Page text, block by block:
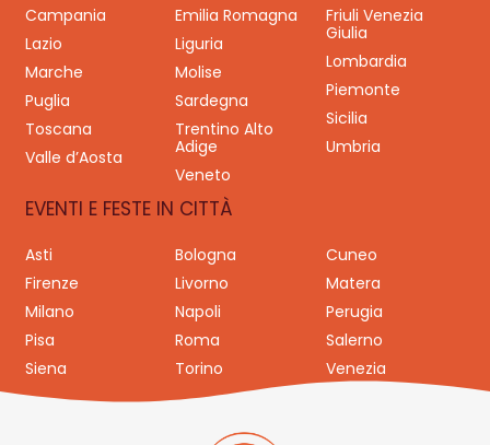
Campania
Emilia Romagna
Friuli Venezia
Giulia
Lazio
Liguria
Lombardia
Marche
Molise
Piemonte
Puglia
Sardegna
Sicilia
Toscana
Trentino Alto
Adige
Umbria
Valle d’Aosta
Veneto
EVENTI E FESTE IN CITTÀ
Asti Bologna
Cuneo
Firenze
Livorno
Matera
Milano
Napoli
Perugia
Pisa
Roma
Salerno
Siena
Torino Venezia